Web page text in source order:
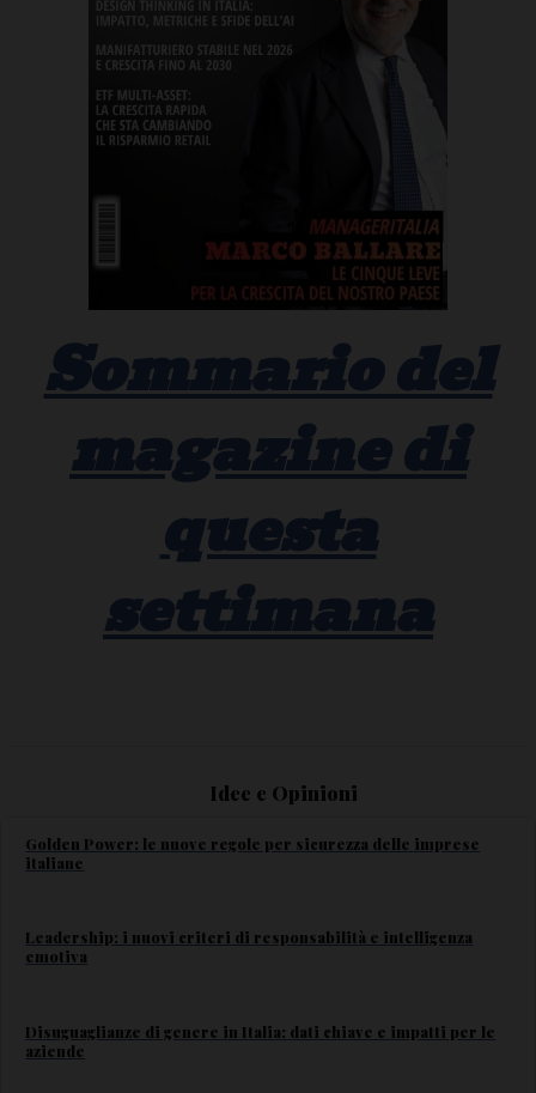
Sommario del
magazine di
questa
settimana
Idee e Opinioni
Golden Power: le nuove regole per sicurezza delle imprese
italiane
Leadership: i nuovi criteri di responsabilità e intelligenza
emotiva
Disuguaglianze di genere in Italia: dati chiave e impatti per le
aziende